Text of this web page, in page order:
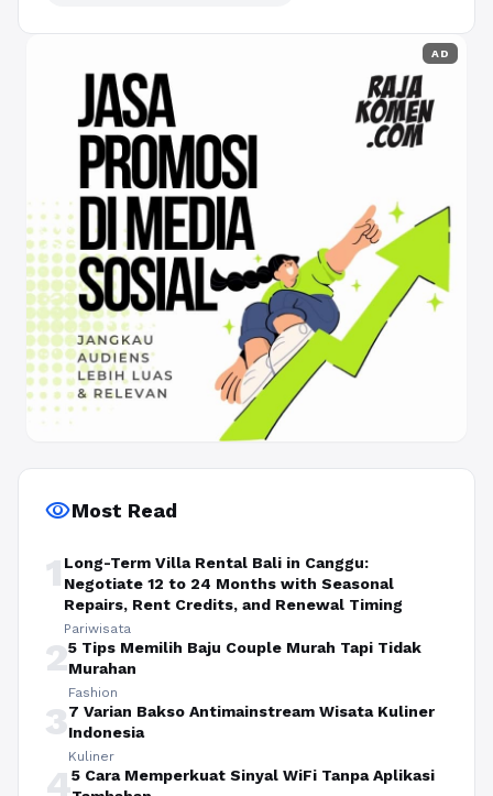
AD
visibilityMost Read
1 Long-Term Villa Rental Bali in Canggu:
Negotiate 12 to 24 Months with Seasonal
Repairs, Rent Credits, and Renewal Timing
Pariwisata
25 Tips Memilih Baju Couple Murah Tapi Tidak
Murahan
Fashion
37 Varian Bakso Antimainstream Wisata Kuliner
Indonesia
Kuliner
45 Cara Memperkuat Sinyal WiFi Tanpa Aplikasi